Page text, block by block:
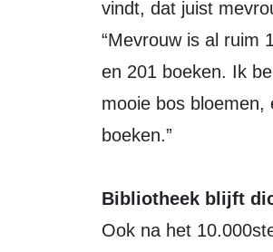
vindt, dat juist
“Mevrouw is al ruim
en 201 boeken. Ik
mooie bos bloemen,
boeken.”
Bibliotheek blijft
Ook na het